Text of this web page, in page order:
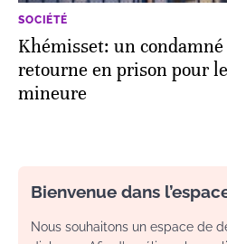
SOCIÉTÉ
Khémisset: un
retourne en prison pour
mineure
Bienvenue dans
Nous souhaitons un espace de